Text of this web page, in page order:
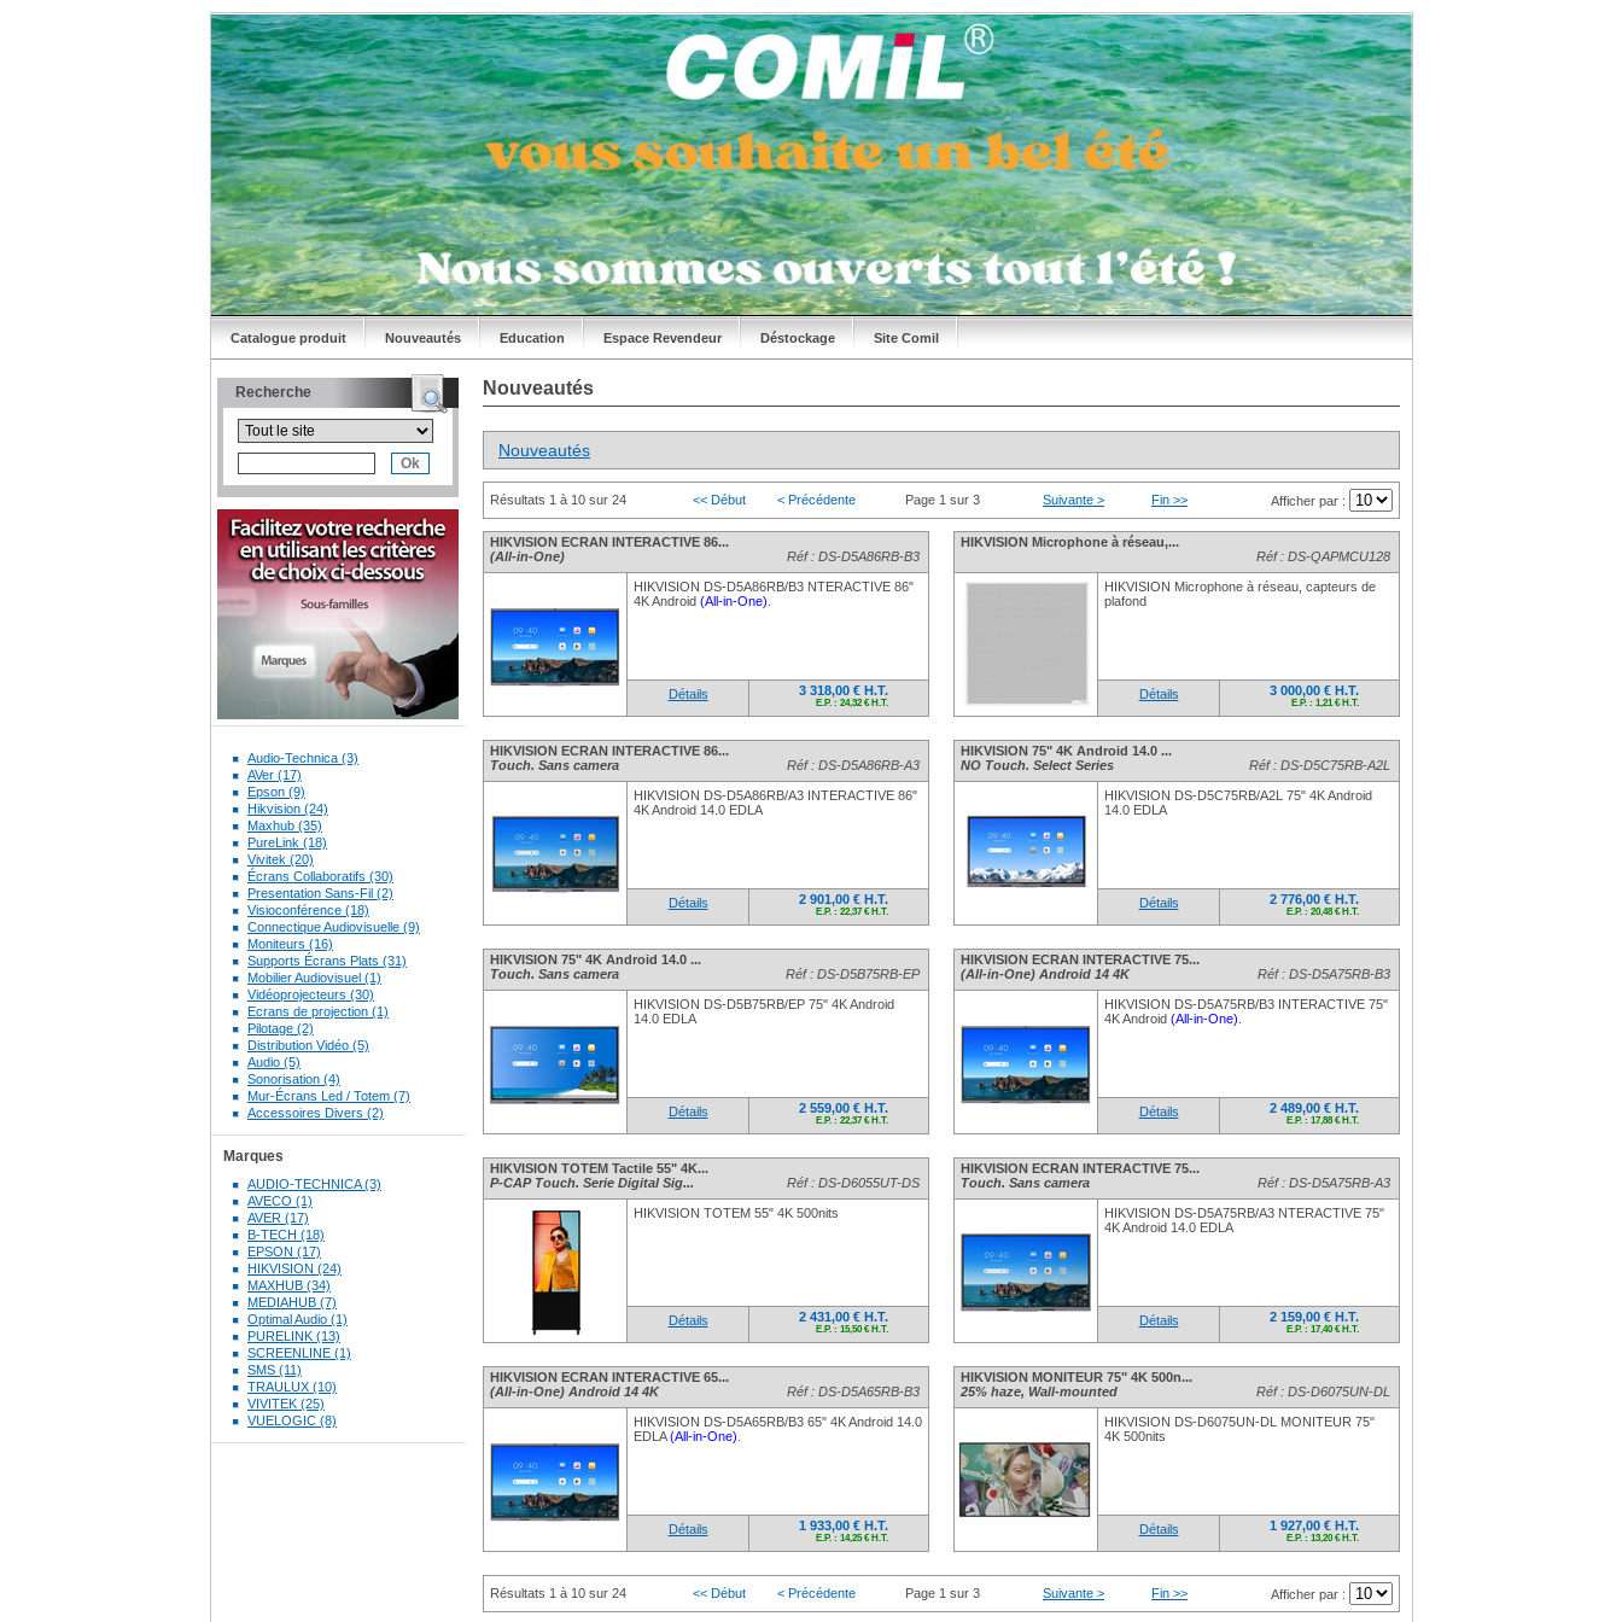
Catalogue produit Nouveautés Education Espace Revendeur Déstockage Site Comil
Recherche
Audio-Technica (3)
AVer (17)
Epson (9)
Hikvision (24)
Maxhub (35)
PureLink (18)
Vivitek (20)
Écrans Collaboratifs (30)
Presentation Sans-Fil (2)
Visioconférence (18)
Connectique Audiovisuelle (9)
Moniteurs (16)
Supports Écrans Plats (31)
Mobilier Audiovisuel (1)
Vidéoprojecteurs (30)
Ecrans de projection (1)
Pilotage (2)
Distribution Vidéo (5)
Audio (5)
Sonorisation (4)
Mur-Écrans Led / Totem (7)
Accessoires Divers (2)
Marques
AUDIO-TECHNICA (3)
AVECO (1)
AVER (17)
B-TECH (18)
EPSON (17)
HIKVISION (24)
MAXHUB (34)
MEDIAHUB (7)
Optimal Audio (1)
PURELINK (13)
SCREENLINE (1)
SMS (11)
TRAULUX (10)
VIVITEK (25)
VUELOGIC (8)
Nouveautés
Nouveautés
Résultats 1 à 10 sur 24 << Début < Précédente Page 1 sur 3 Suivante > Fin >> Afficher par :
HIKVISION ECRAN INTERACTIVE 86...
(All-in-One)
Réf : DS-D5A86RB-B3
HIKVISION DS-D5A86RB/B3 NTERACTIVE 86"
4K Android (All-in-One)
Détails 3 318,00 € H.T.
E.P. : 24,32 € H.T.
HIKVISION Microphone à réseau,...
Réf : DS-QAPMCU128
HIKVISION Microphone à réseau, capteurs de
plafond
Détails 3 000,00 € H.T.
E.P. : 1,21 € H.T.
HIKVISION ECRAN INTERACTIVE 86...
Touch. Sans camera
Réf : DS-D5A86RB-A3
HIKVISION DS-D5A86RB/A3 INTERACTIVE 86"
4K Android 14.0 EDLA
Détails 2 901,00 € H.T.
E.P. : 22,37 € H.T.
HIKVISION 75" 4K Android 14.0 ...
NO Touch. Select Series
Réf : DS-D5C75RB-A2L
HIKVISION DS-D5C75RB/A2L 75" 4K Android
14.0 EDLA
Détails 2 776,00 € H.T.
E.P. : 20,48 € H.T.
HIKVISION 75" 4K Android 14.0 ...
Touch. Sans camera
Réf : DS-D5B75RB-EP
HIKVISION DS-D5B75RB/EP 75" 4K Android
14.0 EDLA
Détails 2 559,00 € H.T.
E.P. : 22,37 € H.T.
HIKVISION ECRAN INTERACTIVE 75...
(All-in-One) Android 14 4K
Réf : DS-D5A75RB-B3
HIKVISION DS-D5A75RB/B3 INTERACTIVE 75"
4K Android (All-in-One)
Détails 2 489,00 € H.T.
E.P. : 17,88 € H.T.
HIKVISION TOTEM Tactile 55" 4K...
P-CAP Touch. Serie Digital Sig...
Réf : DS-D6055UT-DS
HIKVISION TOTEM 55" 4K 500nits
Détails 2 431,00 € H.T.
E.P. : 15,50 € H.T.
HIKVISION ECRAN INTERACTIVE 75...
Touch. Sans camera
Réf : DS-D5A75RB-A3
HIKVISION DS-D5A75RB/A3 NTERACTIVE 75"
4K Android 14.0 EDLA
Détails 2 159,00 € H.T.
E.P. : 17,40 € H.T.
HIKVISION ECRAN INTERACTIVE 65...
(All-in-One) Android 14 4K
Réf : DS-D5A65RB-B3
HIKVISION DS-D5A65RB/B3 65" 4K Android 14.0
EDLA(All-in-One)
Détails 1 933,00 € H.T.
E.P. : 14,25 € H.T.
HIKVISION MONITEUR 75" 4K 500n...
25% haze, Wall-mounted
Réf : DS-D6075UN-DL
HIKVISION DS-D6075UN-DL MONITEUR 75"
4K 500nits
Détails 1 927,00 € H.T.
E.P. : 13,20 € H.T.
Résultats 1 à 10 sur 24 << Début < Précédente Page 1 sur 3 Suivante > Fin >> Afficher par :